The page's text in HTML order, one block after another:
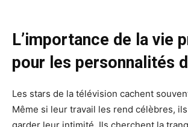
L’importance de la vie
pour les personnalités
Les stars de la télévision cachent
Même si leur travail les rend célèbres,